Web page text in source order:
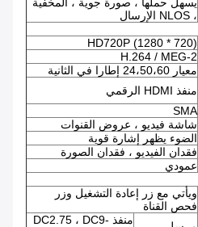
يسهل حملها ، صورة جوية ، المخفية
، NLOS الإرسال
HD720P (1280 * 720)
H.264 / MEG-2
معيار 24،50،60 إطارا في الثانية
منفذ HDMI الرقمي
SMA
شاشة فيديو ، عروض القنوات
الضوء يظهر إشارة قوية
فقدان الفيديو ، فقدان الصورة
عمودي
ويأتي مع زر إعادة التشغيل وزر
فحص القناة
منفذ DC2.75 ، DC9-